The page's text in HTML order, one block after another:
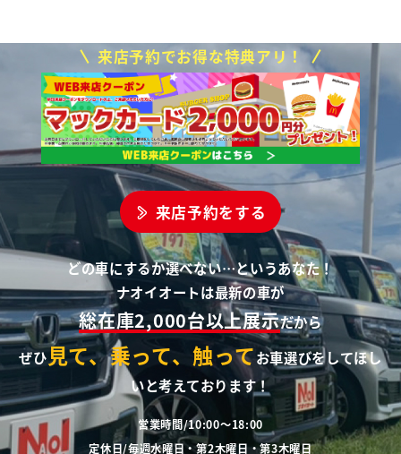
来店予約でお得な特典アリ！
来店予約をする
どの車にするか選べない…というあなた！
ナオイオートは最新の車が
総在庫2,000台以上展示だから
ぜひ見て、乗って、触ってお車選びをしてほし
いと考えております！
営業時間/10:00～18:00
定休日/毎週水曜日・第2木曜日・第3木曜日